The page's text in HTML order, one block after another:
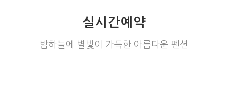
실시간예약
밤하늘에 별빛이 가득한 아름다운 펜션